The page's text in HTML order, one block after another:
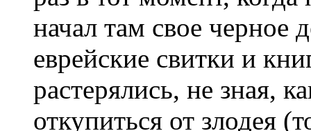
начал там свое черное
еврейские свитки и
растерялись, не зная,
откупиться от злодея